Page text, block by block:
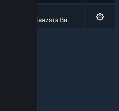
Ви.
предпочитанията Ви.